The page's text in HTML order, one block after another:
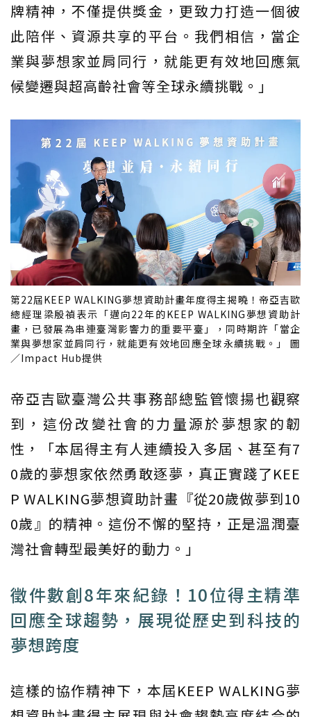
牌精神，不僅提供獎金，更致力打造一個彼
此陪伴、資源共享的平台。我們相信，當企
業與夢想家並肩同行，就能更有效地回應氣
候變遷與超高齡社會等全球永續挑戰。」
第22屆KEEP WALKING夢想資助計畫年度得主揭曉！帝亞吉歐
總經理梁殷禎表示「邁向22年的KEEP WALKING夢想資助計
畫，已發展為串連臺灣影響力的重要平臺」，同時期許「當企
業與夢想家並肩同行，就能更有效地回應全球永續挑戰。」 圖
／Impact Hub提供
帝亞吉歐臺灣公共事務部總監管懷揚也觀察
到，這份改變社會的力量源於夢想家的韌
性，「本屆得主有人連續投入多屆、甚至有7
0歲的夢想家依然勇敢逐夢，真正實踐了KEE
P WALKING夢想資助計畫『從20歲做夢到10
0歲』的精神。這份不懈的堅持，正是溫潤臺
灣社會轉型最美好的動力。」
徵件數創8年來紀錄！10位得主精準
回應全球趨勢，展現從歷史到科技的
夢想跨度
這樣的協作精神下，本屆KEEP WALKING夢